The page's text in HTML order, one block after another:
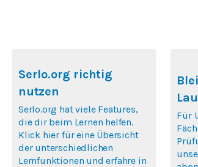
Serlo.org richtig
nutzen
Serlo.org hat viele Features,
die dir beim Lernen helfen.
Klick hier für eine Übersicht
der unterschiedlichen
Lernfunktionen und erfahre in
Für